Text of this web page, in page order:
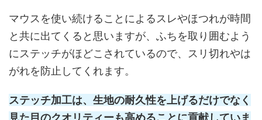
マウスを使い続けることによるスレやほつれが時間
と共に出てくると思いますが、 ふちを取り囲むよう
にステッチがほどこされているので、スリ切れやは
がれを防止してくれます。
ステッチ加工は、生地の耐久性を上げるだけでなく
見た目のクオリティーも高めることに貢献していま